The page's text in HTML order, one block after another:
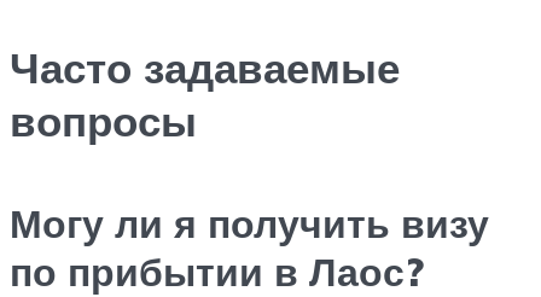
Часто задаваемые
вопросы
Могу ли я получить визу
по прибытии в Лаос?